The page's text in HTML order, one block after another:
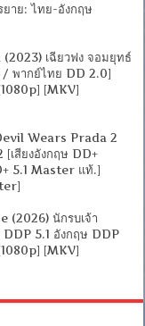
าย: ไทย-อังกฤษ
เฉียวฟง จอมยุทธ์
/ พากย์ไทย DD 2.0]
[MKV]
Wears Prada 2
[เสียงอังกฤษ DD+
5.1 Master แท้.]
นักรบเจ้า
5.1 อังกฤษ DDP
[MKV]